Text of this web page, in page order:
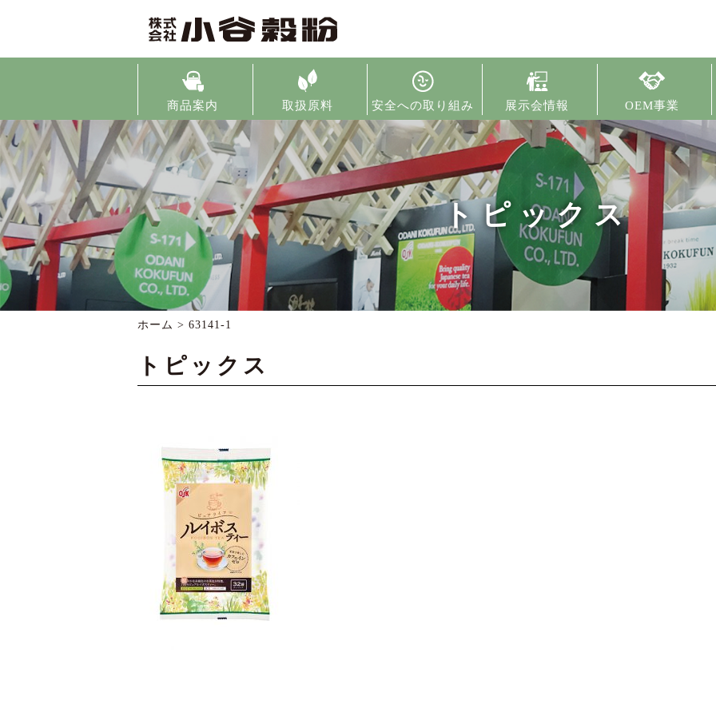
商品案内 取扱原料 安全への取り組み 展示会情報 OEM事業
トピックス
ホーム > 63141-1
トピックス